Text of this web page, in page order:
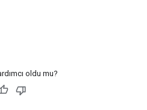
oldu mu?